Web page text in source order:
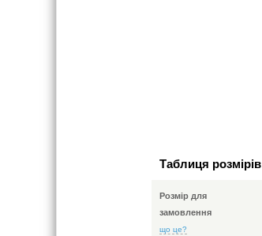
Таблиця розмірів
Розмір для
замовлення
що це?